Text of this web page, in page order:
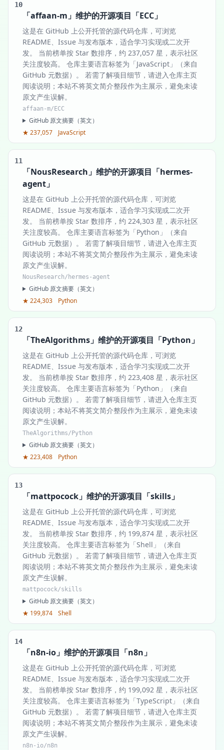
10
「affaan-m」维护的开源项目「ECC」
这是在 GitHub 上公开托管的源代码仓库，可浏览
README、Issue 与发布版本，适合学习实现或二次开
发。 当前榜单按 Star 数排序，约 237,057 星，表示社区
关注度较高。 仓库主要语言标签为「JavaScript」（来自
GitHub 元数据）。 若需了解项目细节，请进入仓库主页
阅读说明；本站不将英文简介整段作为主展示，避免未读
原文产生误解。
affaan-m/ECC
GitHub 原文摘要（英文）
★ 237,057
JavaScript
11
「NousResearch」维护的开源项目「hermes-
agent」
这是在 GitHub 上公开托管的源代码仓库，可浏览
README、Issue 与发布版本，适合学习实现或二次开
发。 当前榜单按 Star 数排序，约 224,303 星，表示社区
关注度较高。 仓库主要语言标签为「Python」（来自
GitHub 元数据）。 若需了解项目细节，请进入仓库主页
阅读说明；本站不将英文简介整段作为主展示，避免未读
原文产生误解。
NousResearch/hermes-agent
GitHub 原文摘要（英文）
★ 224,303
Python
12
「TheAlgorithms」维护的开源项目「Python」
这是在 GitHub 上公开托管的源代码仓库，可浏览
README、Issue 与发布版本，适合学习实现或二次开
发。 当前榜单按 Star 数排序，约 223,408 星，表示社区
关注度较高。 仓库主要语言标签为「Python」（来自
GitHub 元数据）。 若需了解项目细节，请进入仓库主页
阅读说明；本站不将英文简介整段作为主展示，避免未读
原文产生误解。
TheAlgorithms/Python
GitHub 原文摘要（英文）
★ 223,408
Python
13
「mattpocock」维护的开源项目「skills」
这是在 GitHub 上公开托管的源代码仓库，可浏览
README、Issue 与发布版本，适合学习实现或二次开
发。 当前榜单按 Star 数排序，约 199,874 星，表示社区
关注度较高。 仓库主要语言标签为「Shell」（来自
GitHub 元数据）。 若需了解项目细节，请进入仓库主页
阅读说明；本站不将英文简介整段作为主展示，避免未读
原文产生误解。
mattpocock/skills
GitHub 原文摘要（英文）
★ 199,874
Shell
14
「n8n-io」维护的开源项目「n8n」
这是在 GitHub 上公开托管的源代码仓库，可浏览
README、Issue 与发布版本，适合学习实现或二次开
发。 当前榜单按 Star 数排序，约 199,092 星，表示社区
关注度较高。 仓库主要语言标签为「TypeScript」（来自
GitHub 元数据）。 若需了解项目细节，请进入仓库主页
阅读说明；本站不将英文简介整段作为主展示，避免未读
原文产生误解。
n8n-io/n8n